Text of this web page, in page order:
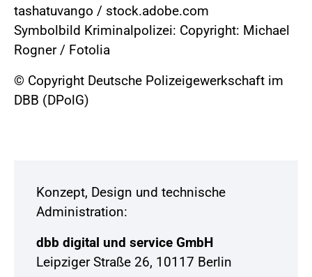
tashatuvango / stock.adobe.com
Symbolbild Kriminalpolizei: Copyright: Michael
Rogner / Fotolia
© Copyright Deutsche Polizeigewerkschaft im
DBB (DPolG)
Konzept, Design und technische
Administration:
dbb digital und service GmbH
Leipziger Straße 26, 10117 Berlin